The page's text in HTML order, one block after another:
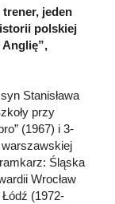
jeden
polskiej
Anglię”,
Stanisława
przy
(1967) i 3-
Śląska
Wrocław
(1972-